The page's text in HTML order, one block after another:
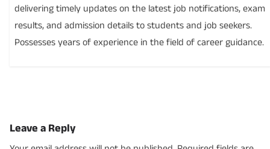
delivering timely updates on the latest job notifications, exam
results, and admission details to students and job seekers.
Possesses years of experience in the field of career guidance.
Leave a Reply